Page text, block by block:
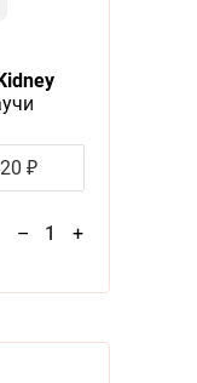
(цена
₽
– 1 +